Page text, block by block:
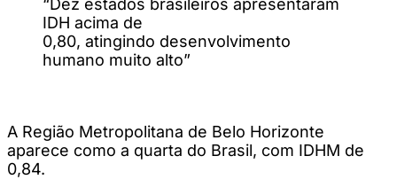
IDH acima de
0,80, atingindo desenvolvimento
humano muito alto”
A Região Metropolitana de Belo Horizonte
aparece como a quarta do Brasil, com IDHM de
0,84.